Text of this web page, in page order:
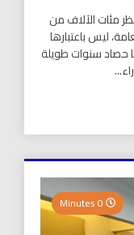
مئات الآلاف من
ليس باعتبارها
حصاد سنوات طويلة